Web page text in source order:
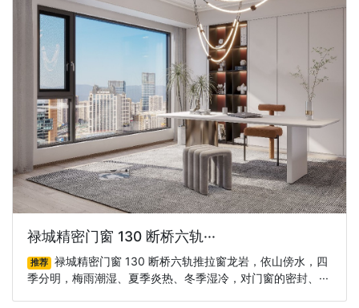
禄城精密门窗 130 断桥六轨···
推荐 禄城精密门窗 130 断桥六轨推拉窗龙岩，依山傍水，四
季分明，梅雨潮湿、夏季炎热、冬季湿冷，对门窗的密封、···